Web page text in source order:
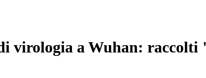
virologia a Wuhan: